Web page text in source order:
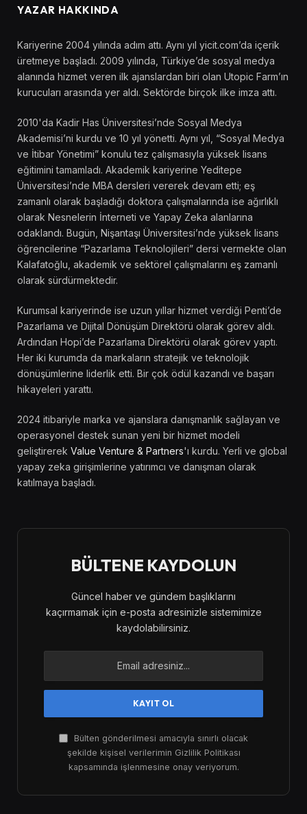
YAZAR HAKKINDA
Kariyerine 2004 yılında adım attı. Aynı yıl yicit.com’da içerik
üretmeye başladı. 2009 yılında, Türkiye’de sosyal medya
alanında hizmet veren ilk ajanslardan biri olan Utopic Farm’ın
kurucuları arasında yer aldı. Sektörde birçok ilke imza attı.
2010'da Kadir Has Üniversitesi’nde Sosyal Medya
Akademisi’ni kurdu ve 10 yıl yönetti. Aynı yıl, “Sosyal Medya
ve İtibar Yönetimi” konulu tez çalışmasıyla yüksek lisans
eğitimini tamamladı. Akademik kariyerine Yeditepe
Üniversitesi’nde MBA dersleri vererek devam etti; eş
zamanlı olarak başladığı doktora çalışmalarında ise ağırlıklı
olarak Nesnelerin İnterneti ve Yapay Zeka alanlarına
odaklandı. Bugün, Nişantaşı Üniversitesi’nde yüksek lisans
öğrencilerine “Pazarlama Teknolojileri” dersi vermekte olan
Kalafatoğlu, akademik ve sektörel çalışmalarını eş zamanlı
olarak sürdürmektedir.
Kurumsal kariyerinde ise uzun yıllar hizmet verdiği Penti’de
Pazarlama ve Dijital Dönüşüm Direktörü olarak görev aldı.
Ardından Hopi’de Pazarlama Direktörü olarak görev yaptı.
Her iki kurumda da markaların stratejik ve teknolojik
dönüşümlerine liderlik etti. Bir çok ödül kazandı ve başarı
hikayeleri yarattı.
2024 itibariyle marka ve ajanslara danışmanlık sağlayan ve
operasyonel destek sunan yeni bir hizmet modeli
geliştirerek Value Venture & Partners'ı kurdu. Yerli ve global
yapay zeka girişimlerine yatırımcı ve danışman olarak
katılmaya başladı.
BÜLTENE KAYDOLUN
Güncel haber ve gündem başlıklarını
kaçırmamak için e-posta adresinizle sistemimize
kaydolabilirsiniz.
Bülten gönderilmesi amacıyla sınırlı olacak
şekilde kişisel verilerimin Gizlilik Politikası
kapsamında işlenmesine onay veriyorum.